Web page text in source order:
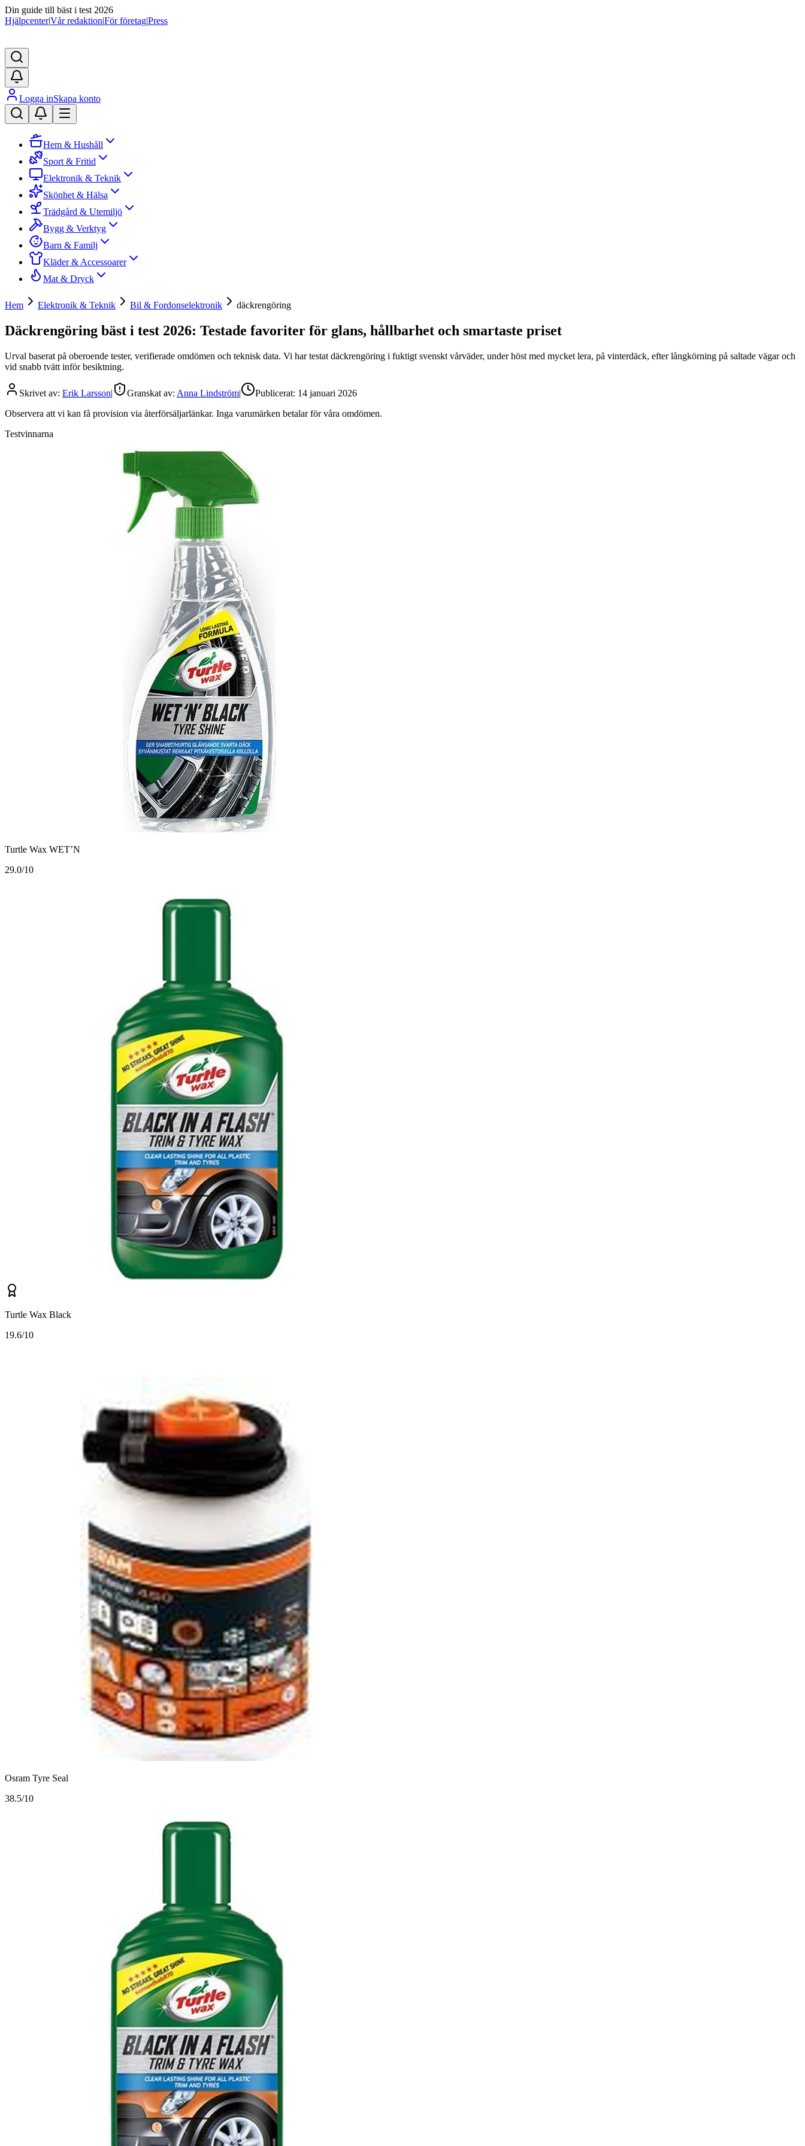
Din guide till bäst i test 2026
Hjälpcenter|Vår redaktion|För företag|Press
Logga inSkapa konto
Hem & Hushåll
Sport & Fritid
Elektronik & Teknik
Skönhet & Hälsa
Trädgård & Utemiljö
Bygg & Verktyg
Barn & Familj
Kläder & Accessoarer
Mat & Dryck
Hem Elektronik & Teknik Bil & Fordonselektronik däckrengöring
Däckrengöring bäst i test 2026: Testade favoriter för glans, hållbarhet och smartaste priset
Urval baserat på oberoende tester, verifierade omdömen och teknisk data. Vi har testat däckrengöring i fuktigt svenskt vårväder, under höst med mycket lera, på vinterdäck, efter långkörning på saltade vägar och
vid snabb tvätt inför besiktning.
Skrivet av: Erik Larsson| Granskat av: Anna Lindström| Publicerat: 14 januari 2026
Observera att vi kan få provision via återförsäljarlänkar. Inga varumärken betalar för våra omdömen.
Testvinnarna
Turtle Wax WET’N
29.0/10
Turtle Wax Black
19.6/10
Osram Tyre Seal
38.5/10